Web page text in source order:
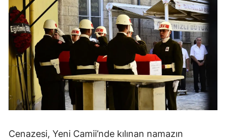
Cenazesi, Yeni Camii’nde kılınan namazın